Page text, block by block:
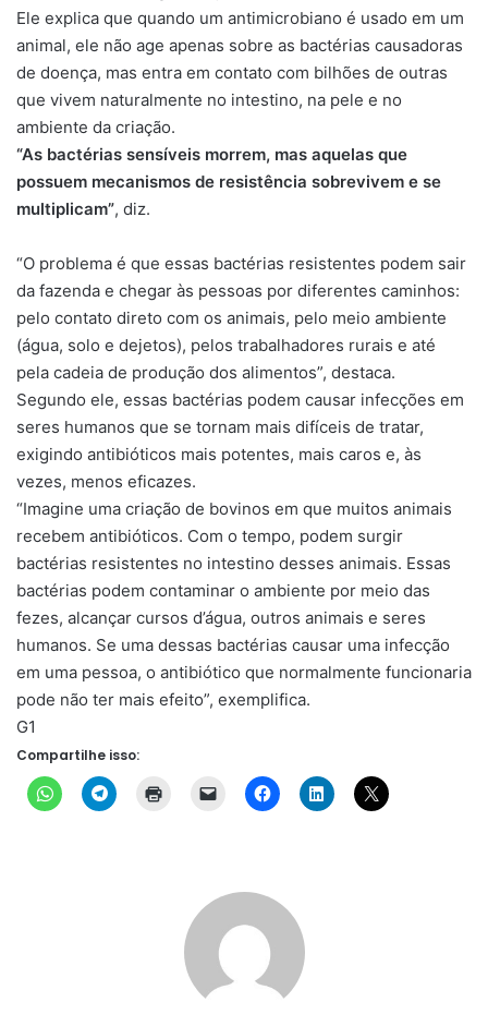
Ele explica que quando um antimicrobiano é usado em um
animal, ele não age apenas sobre as bactérias causadoras
de doença, mas entra em contato com bilhões de outras
que vivem naturalmente no intestino, na pele e no
ambiente da criação.
“As bactérias sensíveis morrem, mas aquelas que
possuem mecanismos de resistência sobrevivem e se
multiplicam”, diz.
“O problema é que essas bactérias resistentes podem sair
da fazenda e chegar às pessoas por diferentes caminhos:
pelo contato direto com os animais, pelo meio ambiente
(água, solo e dejetos), pelos trabalhadores rurais e até
pela cadeia de produção dos alimentos”, destaca.
Segundo ele, essas bactérias podem causar infecções em
seres humanos que se tornam mais difíceis de tratar,
exigindo antibióticos mais potentes, mais caros e, às
vezes, menos eficazes.
“Imagine uma criação de bovinos em que muitos animais
recebem antibióticos. Com o tempo, podem surgir
bactérias resistentes no intestino desses animais. Essas
bactérias podem contaminar o ambiente por meio das
fezes, alcançar cursos d’água, outros animais e seres
humanos. Se uma dessas bactérias causar uma infecção
em uma pessoa, o antibiótico que normalmente funcionaria
pode não ter mais efeito”, exemplifica.
G1
Compartilhe isso: